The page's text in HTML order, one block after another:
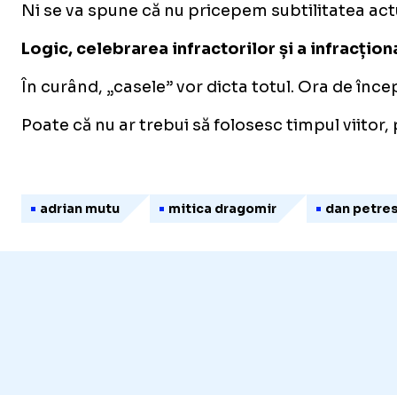
Ni se va spune că nu pricepem subtilitatea
Logic, celebrarea infractorilor și a
În curând, „casele” vor dicta totul. Ora de
Poate că nu ar trebui să folosesc timpul
adrian mutu mitica dragomir dan